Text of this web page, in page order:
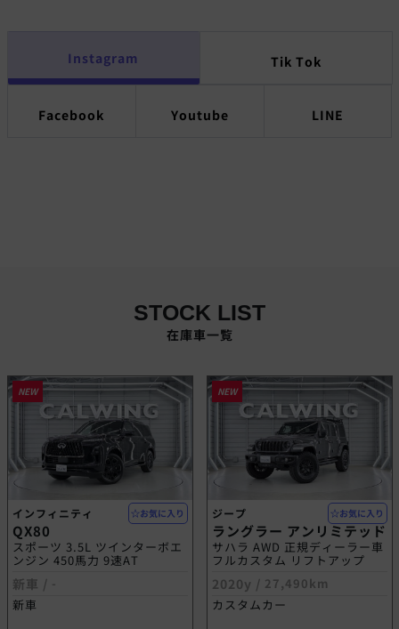
Instagram Tik Tok
Facebook Youtube LINE
STOCK LIST
在庫車一覧
NEW
お気に入り
インフィニティ
QX80
スポーツ 3.5L ツインターボエ
ンジン 450馬力 9速AT
新車 / -
新車
NEW
お気に入り
ジープ
ラングラー アンリミテッド
サハラ AWD 正規ディーラー車
フルカスタム リフトアップ
2020y / 27,490km
カスタムカー